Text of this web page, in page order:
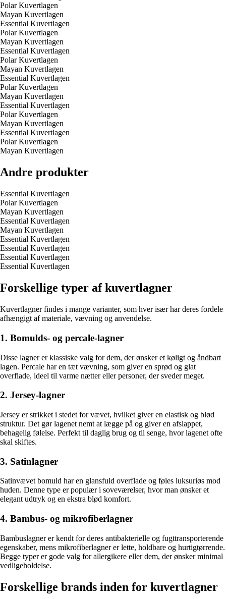
Polar Kuvertlagen
Mayan Kuvertlagen
Essential Kuvertlagen
Polar Kuvertlagen
Mayan Kuvertlagen
Essential Kuvertlagen
Polar Kuvertlagen
Mayan Kuvertlagen
Essential Kuvertlagen
Polar Kuvertlagen
Mayan Kuvertlagen
Essential Kuvertlagen
Polar Kuvertlagen
Mayan Kuvertlagen
Essential Kuvertlagen
Polar Kuvertlagen
Mayan Kuvertlagen
Andre produkter
Essential Kuvertlagen
Polar Kuvertlagen
Mayan Kuvertlagen
Essential Kuvertlagen
Mayan Kuvertlagen
Essential Kuvertlagen
Essential Kuvertlagen
Essential Kuvertlagen
Essential Kuvertlagen
Forskellige typer af kuvertlagner
Kuvertlagner findes i mange varianter, som hver især har deres fordele
afhængigt af materiale, vævning og anvendelse.
1. Bomulds- og percale-lagner
Disse lagner er klassiske valg for dem, der ønsker et køligt og åndbart
lagen. Percale har en tæt vævning, som giver en sprød og glat
overflade, ideel til varme nætter eller personer, der sveder meget.
2. Jersey-lagner
Jersey er strikket i stedet for vævet, hvilket giver en elastisk og blød
struktur. Det gør lagenet nemt at lægge på og giver en afslappet,
behagelig følelse. Perfekt til daglig brug og til senge, hvor lagenet ofte
skal skiftes.
3. Satinlagner
Satinvævet bomuld har en glansfuld overflade og føles luksuriøs mod
huden. Denne type er populær i soveværelser, hvor man ønsker et
elegant udtryk og en ekstra blød komfort.
4. Bambus- og mikrofiberlagner
Bambuslagner er kendt for deres antibakterielle og fugttransporterende
egenskaber, mens mikrofiberlagner er lette, holdbare og hurtigtørrende.
Begge typer er gode valg for allergikere eller dem, der ønsker minimal
vedligeholdelse.
Forskellige brands inden for kuvertlagner